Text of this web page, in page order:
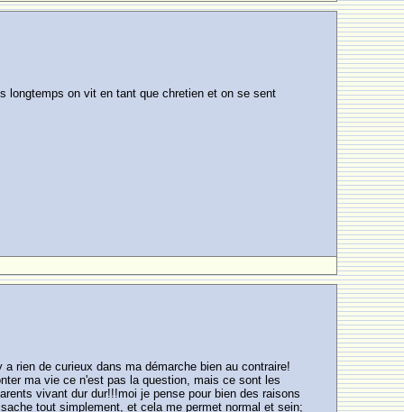
longtemps on vit en tant que chretien et on se sent
rien de curieux dans ma démarche bien au contraire!
ma vie ce n'est pas la question, mais ce sont les
vivant dur dur!!!moi je pense pour bien des raisons
tout simplement, et cela me permet normal et sein;